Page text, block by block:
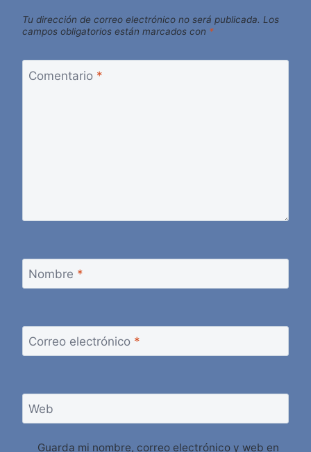
Tu dirección de correo electrónico no será publicada. Los
campos obligatorios están marcados con *
Comentario *
Nombre *
Correo electrónico *
Web
Guarda mi nombre, correo electrónico y web en